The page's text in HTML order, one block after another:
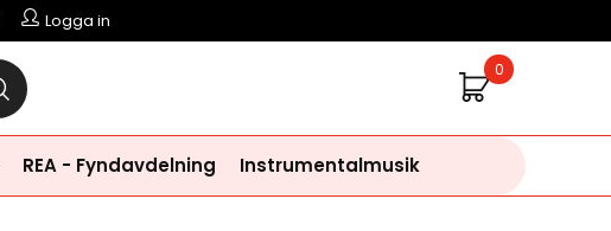
Logga in
0
REA - Fyndavdelning Instrumentalmusik